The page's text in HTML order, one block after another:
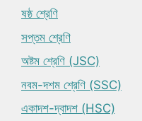
ষষ্ঠ শ্রেণি
সপ্তম শ্রেণি
অষ্টম শ্রেণি (JSC)
নবম-দশম শ্রেণি (SSC)
একাদশ-দ্বাদশ (HSC)